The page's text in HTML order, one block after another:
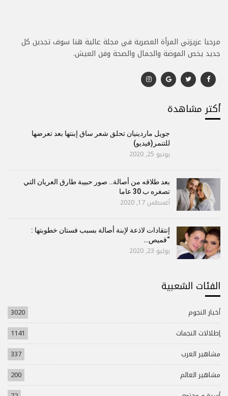
مرحبا عزيزتي المرأة العصرية في مجلة عالية هنا سوف تجدين كل
جديد يخص الموضة والجمال والصحة وفن العيش.
أكتر مشاهدة
جويل ماردينيان تحلق شعر ساق إبنتها بعد تعرضها
للتنمر(فيديو)
يونيو 25, 2020
بعد طلاقه من أصالة.. صور حبيبة طارق العريان التي
تصغره ب 30 عاما
أغسطس 17, 2020
إنتقادات لاذعة لإبنة أصالة بسبب فستان خطوبتها :
“قميص…
يوليو 23, 2020
الفئات الشعبية
أخبار النجوم
3020
إطلالات النجمات
1141
مشاهير العرب
337
مشاهير العالم
200